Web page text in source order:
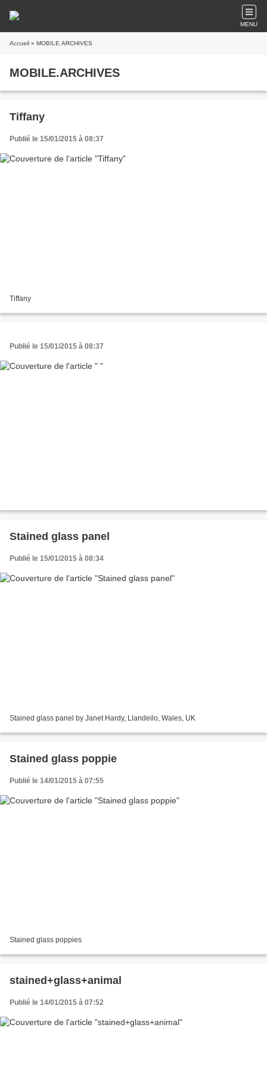
MENU
Accueil » MOBILE.ARCHIVES
MOBILE.ARCHIVES
Tiffany
Publié le 15/01/2015 à 08:37
Tiffany
Publié le 15/01/2015 à 08:37
Stained glass panel
Publié le 15/01/2015 à 08:34
Stained glass panel by Janet Hardy, Llandeilo, Wales, UK
Stained glass poppie
Publié le 14/01/2015 à 07:55
Stained glass poppies
stained+glass+animal
Publié le 14/01/2015 à 07:52